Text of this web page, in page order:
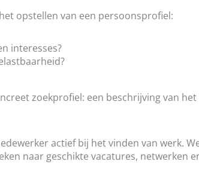
opstellen van een persoonsprofiel:
interesses?
zoekprofiel: een beschrijving van
actief bij het vinden van werk.
naar geschikte vacatures, netwerken